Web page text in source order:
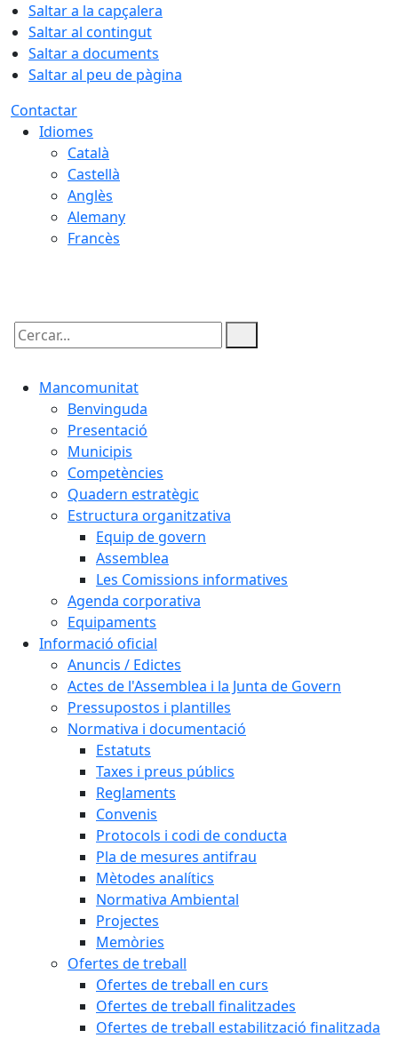
Saltar a la capçalera
Saltar al contingut
Saltar a documents
Saltar al peu de pàgina
Contactar
Idiomes
Català
Castellà
Anglès
Alemany
Francès
Cercar:
Mancomunitat
Benvinguda
Presentació
Municipis
Competències
Quadern estratègic
Estructura organitzativa
Equip de govern
Assemblea
Les Comissions informatives
Agenda corporativa
Equipaments
Informació oficial
Anuncis / Edictes
Actes de l'Assemblea i la Junta de Govern
Pressupostos i plantilles
Normativa i documentació
Estatuts
Taxes i preus públics
Reglaments
Convenis
Protocols i codi de conducta
Pla de mesures antifrau
Mètodes analítics
Normativa Ambiental
Projectes
Memòries
Ofertes de treball
Ofertes de treball en curs
Ofertes de treball finalitzades
Ofertes de treball estabilització finalitzada